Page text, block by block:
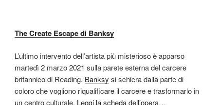
The Create Escape di Banksy
L’ultimo intervento dell’artista più misterioso è apparso
martedì 2 marzo 2021 sulla parete esterna del carcere
britannico di Reading. Banksy si schiera dalla parte di
coloro che vogliono riqualificare il carcere e trasformarlo in
un centro culturale. Leggi la scheda dell’opera…